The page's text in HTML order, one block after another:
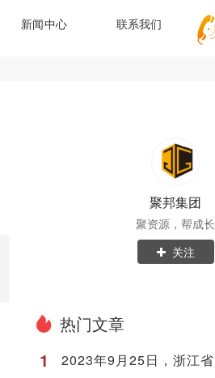
新闻中心 联系我们
聚邦集团
聚资源，帮成长
关注
热门文章
1